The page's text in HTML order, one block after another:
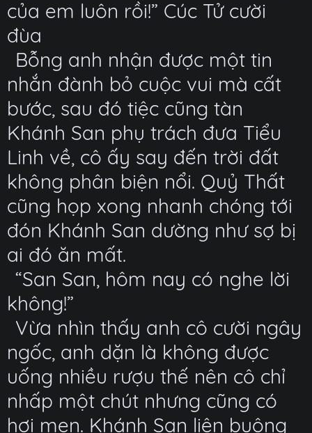
của em luôn rồi!” Cúc Tử cười
đùa
Bỗng anh nhận được một tin
nhắn đành bỏ cuộc vui mà cất
bước, sau đó tiệc cũng tàn
Khánh San phụ trách đưa Tiểu
Linh về, cô ấy say đến trời đất
không phân biện nổi. Quỷ Thất
cũng họp xong nhanh chóng tới
đón Khánh San dường như sợ bị
ai đó ăn mất.
“San San, hôm nay có nghe lời
không!”
Vừa nhìn thấy anh cô cười ngây
ngốc, anh dặn là không được
uống nhiều rượu thế nên cô chỉ
nhấp một chút nhưng cũng có
hơi men. Khánh San liên buông